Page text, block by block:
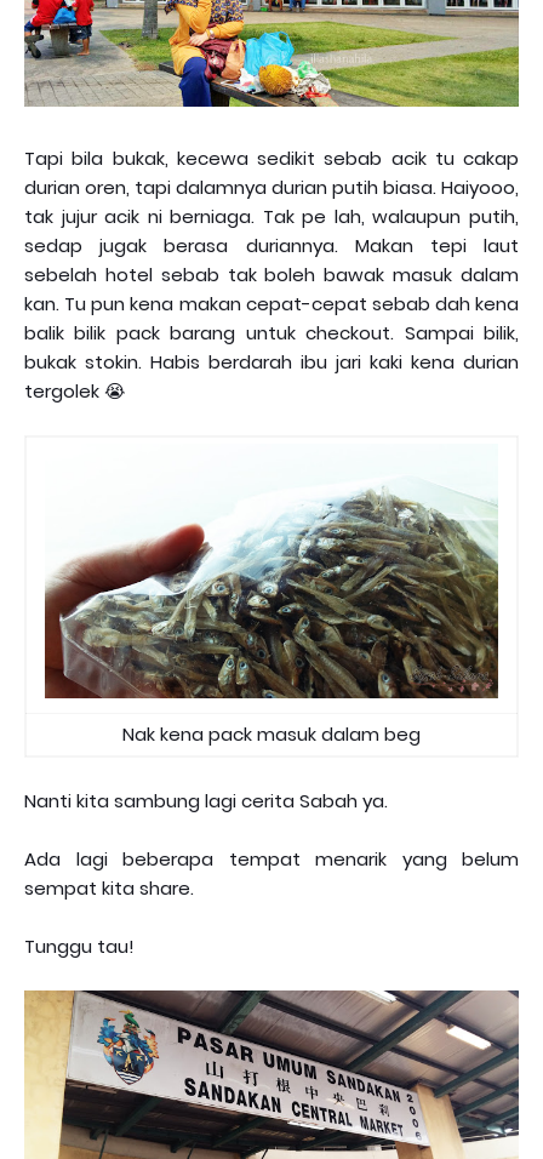
Tapi bila bukak, kecewa sedikit sebab acik tu cakap
durian oren, tapi dalamnya durian putih biasa. Haiyooo,
tak jujur acik ni berniaga. Tak pe lah, walaupun putih,
sedap jugak berasa duriannya. Makan tepi laut
sebelah hotel sebab tak boleh bawak masuk dalam
kan. Tu pun kena makan cepat-cepat sebab dah kena
balik bilik pack barang untuk checkout. Sampai bilik,
bukak stokin. Habis berdarah ibu jari kaki kena durian
tergolek 😭
Nak kena pack masuk dalam beg
Nanti kita sambung lagi cerita Sabah ya.
Ada lagi beberapa tempat menarik yang belum
sempat kita share.
Tunggu tau!